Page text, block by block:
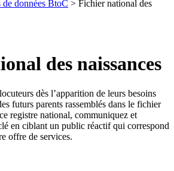
de données BtoC > Fichier national des
des naissances
dès l’apparition de leurs besoins
futurs parents rassemblés dans le fichier
registre national, communiquez et
en ciblant un public réactif qui correspond
offre de services.